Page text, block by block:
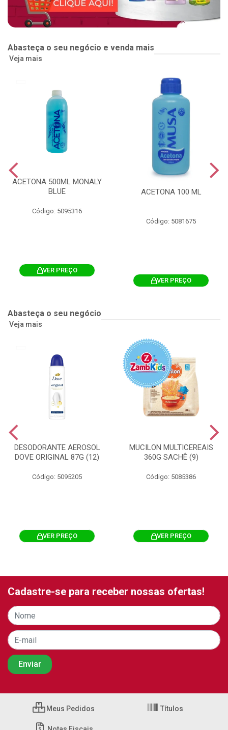
Abasteça o seu negócio e venda mais
Veja mais
ACETONA 500ML MONALY
BLUE
Código: 5095316
VER PREÇO
ACETONA 100 ML
Código: 5081675
VER PREÇO
Abasteça o seu negócio
Veja mais
DESODORANTE AEROSOL
DOVE ORIGINAL 87G (12)
Código: 5095205
VER PREÇO
MUCILON MULTICEREAIS
360G SACHÊ (9)
Código: 5085386
VER PREÇO
Cadastre-se para receber nossas ofertas!
Meus Pedidos Títulos